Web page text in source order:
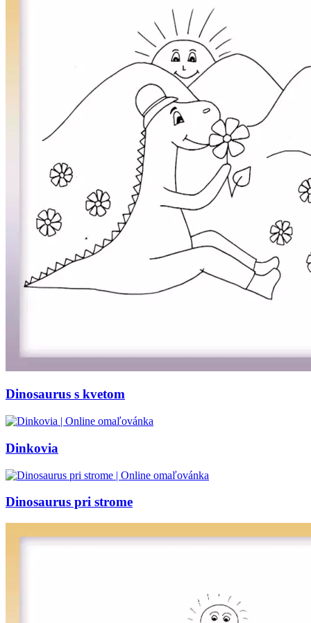
Dinosaurus s kvetom
Dinkovia
Dinosaurus pri strome